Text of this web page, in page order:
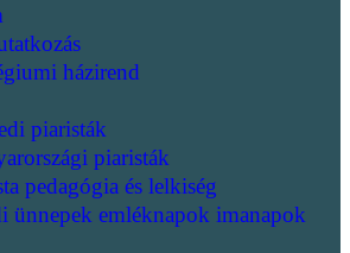
házirend
piaristák
piaristák
pedagógia és lelkiség
ünnepek emléknapok imanapok